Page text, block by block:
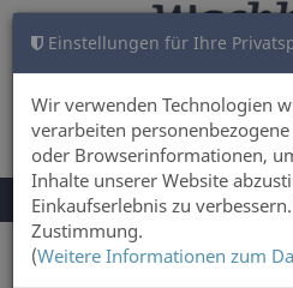
Einstellungen für Ihre
Wir verwenden Technologien
verarbeiten
oder Browserinformationen,
Inhalte unserer Website
Einkaufserlebnis zu
Zustimmung.
(Weitere Informationen zum
ANMELDEN
NAVIGATION
UMSCHALTEN
Menü
Sie sind hier: